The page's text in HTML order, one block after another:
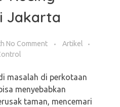
Jakarta
No Comment
Artikel
masalah di perkotaan
menyebabkan
taman, mencemari